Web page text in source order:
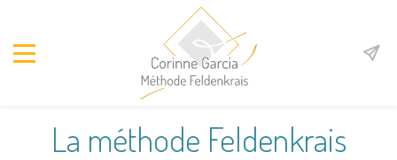
La méthode Feldenkrais